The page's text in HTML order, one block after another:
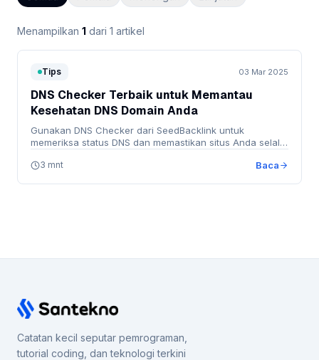
Menampilkan 1 dari 1 artikel
Tips 03 Mar 2025
DNS Checker Terbaik untuk Memantau
Kesehatan DNS Domain Anda
Gunakan DNS Checker dari SeedBacklink untuk
memeriksa status DNS dan memastikan situs Anda selalu
3 mnt Baca
Catatan kecil seputar pemrograman,
tutorial coding, dan teknologi terkini